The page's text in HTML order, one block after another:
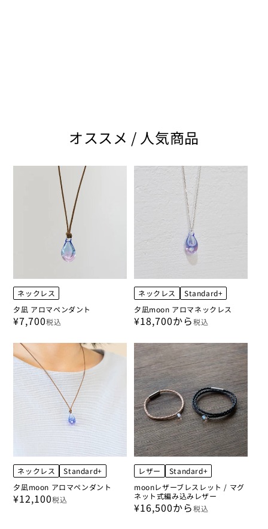
オススメ / 人気商品
ネックレス
夕凪 アロマペンダント
¥7,700税込
ネックレス
Standard+
夕凪moon アロマネックレス
¥18,700から税込
ネックレス
Standard+
夕凪moon アロマペンダント
¥12,100税込
レザー
Standard+
moonレザーブレスレット / マグ
ネット式編み込みレザー
¥16,500から税込